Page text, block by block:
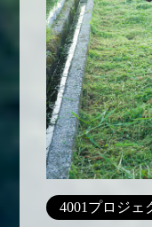
4001プロジェ